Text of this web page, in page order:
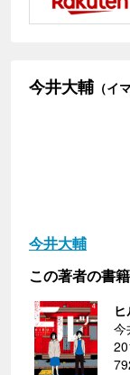
今井大輔 （イ
今井大輔
この著者の書籍
今